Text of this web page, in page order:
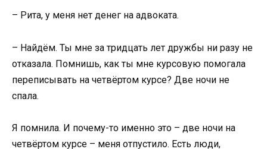
– Рита, у меня нет денег на адвоката.
– Найдём. Ты мне за тридцать лет дружбы ни разу не
отказала. Помнишь, как ты мне курсовую помогала
переписывать на четвёртом курсе? Две ночи не
спала.
Я помнила. И почему-то именно это – две ночи на
четвёртом курсе – меня отпустило. Есть люди,